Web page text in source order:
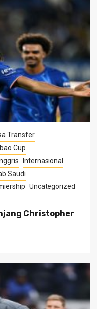
Transfer
Cup
Inggris
Internasional
Saudi
Uncategorized
Christopher